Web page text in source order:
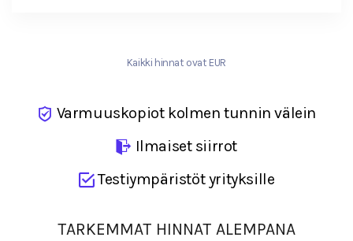
Kaikki hinnat ovat EUR
Varmuuskopiot kolmen tunnin välein
Ilmaiset siirrot
Testiympäristöt yrityksille
TARKEMMAT HINNAT ALEMPANA